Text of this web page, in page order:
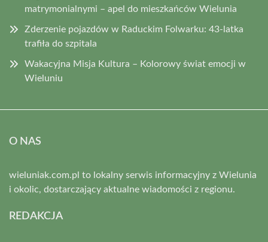
matrymonialnymi – apel do mieszkańców Wielunia
Zderzenie pojazdów w Raduckim Folwarku: 43-latka
trafiła do szpitala
Wakacyjna Misja Kultura – Kolorowy świat emocji w
Wieluniu
O NAS
wieluniak.com.pl to lokalny serwis informacyjny z Wielunia
i okolic, dostarczający aktualne wiadomości z regionu.
REDAKCJA